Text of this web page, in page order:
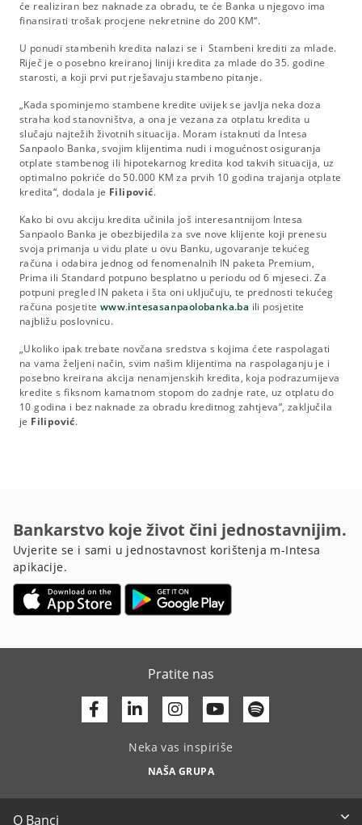
će realiziran bez naknade za obradu, te će Banka u njegovo ima
finansirati trošak procjene nekretnine do 200 KM“.
U ponudi stambenih kredita nalazi se i Stambeni krediti za mlade.
Riječ je o posebno kreiranoj liniji kredita za mlade do 35. godine
starosti, a koji prvi put rješavaju stambeno pitanje.
„Kada spominjemo stambene kredite uvijek se javlja neka doza
straha kod stanovništva, a ona je vezana za otplatu kredita u
slučaju najtežih životnih situacija. Moram istaknuti da Intesa
Sanpaolo Banka, svojim klijentima nudi i mogućnost osiguranja
otplate stambenog ili hipotekarnog kredita kod takvih situacija, uz
optimalno pokriće do 50.000 KM za prvih 10 godina trajanja otplate
kredita“, dodala je Filipović.
Kako bi ovu akciju kredita učinila još interesantnijom Intesa
Sanpaolo Banka je obezbijedila za sve nove klijente koji prenesu
svoja primanja u vidu plate u ovu Banku, ugovaranje tekućeg
računa i odabira jednog od fenomenalnih IN paketa Premium,
Prima ili Standard potpuno besplatno u periodu od 6 mjeseci. Za
potpuni pregled IN paketa i šta oni uključuju, te prednosti tekućeg
računa posjetite www.intesasanpaolobanka.ba ili posjetite
najbližu poslovnicu.
„Ukoliko ipak trebate novčana sredstva s kojima ćete raspolagati
na vama željeni način, svim našim klijentima na raspolaganju je i
posebno kreirana akcija nenamjenskih kredita, koja podrazumijeva
kredite s fiksnom kamatnom stopom do zadnje rate, uz otplatu do
10 godina i bez naknade za obradu kreditnog zahtjeva“, zaključila
je Filipović.
Bankarstvo koje život čini jednostavnijim.
Uvjerite se i sami u jednostavnost korištenja m-Intesa
apikacije.
Pratite nas
Facebook
Linkedin Youtube
Neka vas inspiriše
NAŠA GRUPA
O Banci